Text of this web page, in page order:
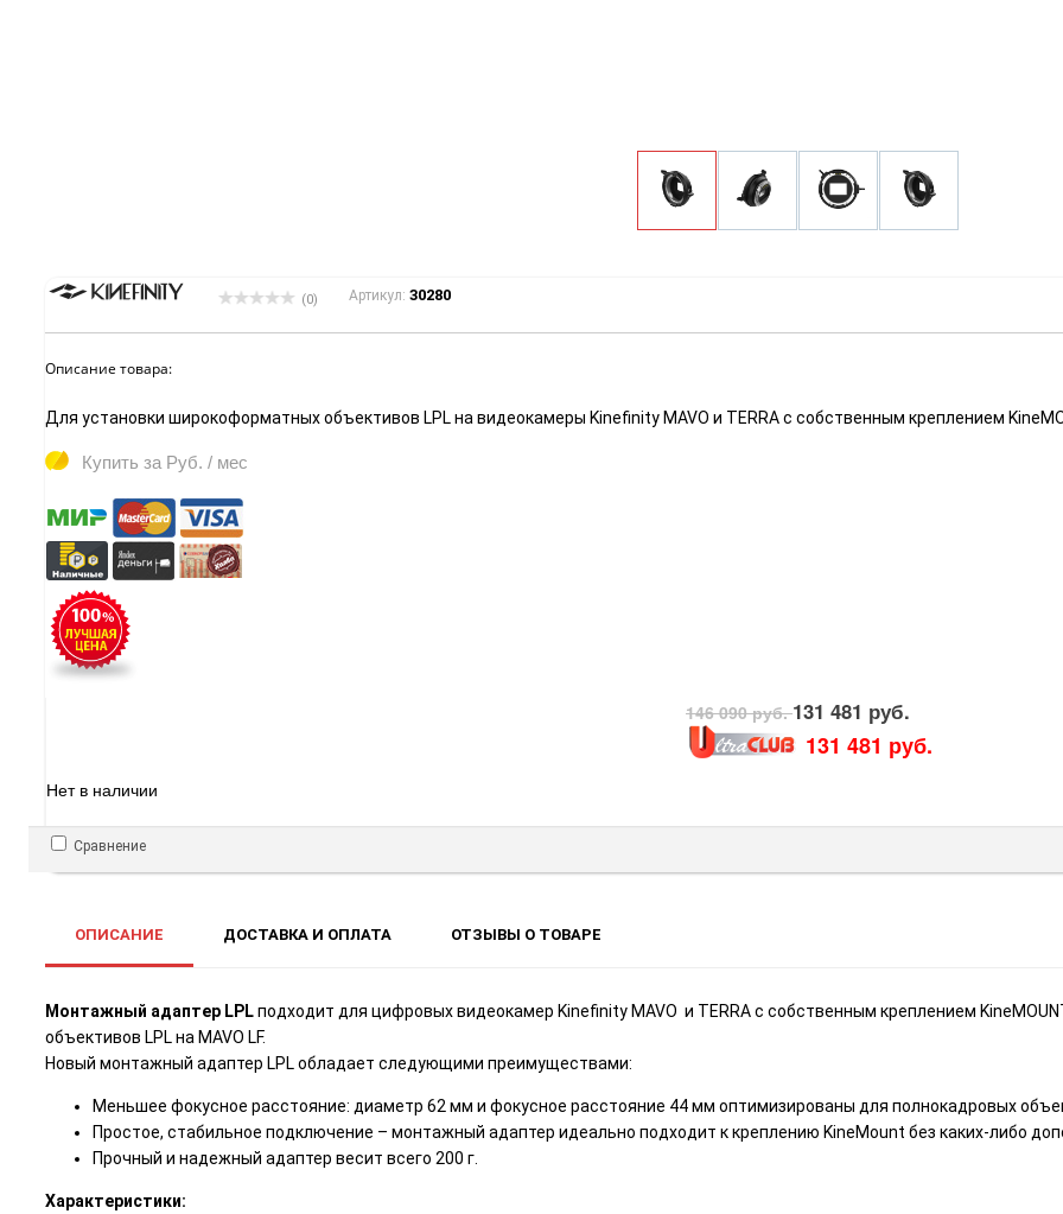
(0) Артикул: 30280
Описание товара:
Для установки широкоформатных объективов LPL на видеокамеры Kinefinity MAVO и TERRA с собственным креплением
Купить за Руб. / мес
146 090 руб.131 481 руб.
131 481 руб.
Нет в наличии
Сравнение
ОПИСАНИЕ ДОСТАВКА И ОПЛАТА ОТЗЫВЫ О ТОВАРЕ
Монтажный адаптер LPLподходит для цифровых видеокамер Kinefinity MAVO и TERRA с собственным креплением
объективов LPL на MAVO LF.
Новый монтажный адаптер LPL обладает следующими преимуществами:
Меньшее фокусное расстояние: диаметр 62 мм и фокусное расстояние 44 мм оптимизированы для полнокадровых
Простое, стабильное подключение – монтажный адаптер идеально подходит к креплению KineMount без каких-либо
Прочный и надежный адаптер весит всего 200 г.
Характеристики: